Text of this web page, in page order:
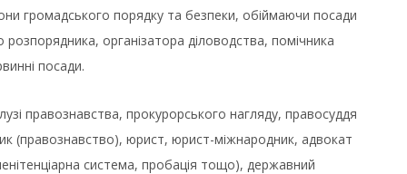
громадського порядку та безпеки, обіймаючи посади
організатора діловодства, помічника
посади.
правознавства, прокурорського нагляду, правосуддя
(правознавство), юрист, юрист-міжнародник, адвокат
система, пробація тощо), державний